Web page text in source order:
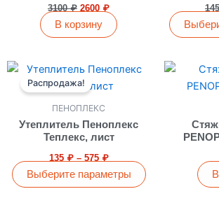
3100₽ 2600 ₽
В корзину
Распродажа!
ПЕНОПЛЕКС
Утеплитель Пеноплекс
Теплекс, лист
135 ₽ – 575 ₽
Диапазон
135 ₽
Выберите параметры
Этот
товар
имеет
несколько
вариаций.
Опции
можно
выбрать